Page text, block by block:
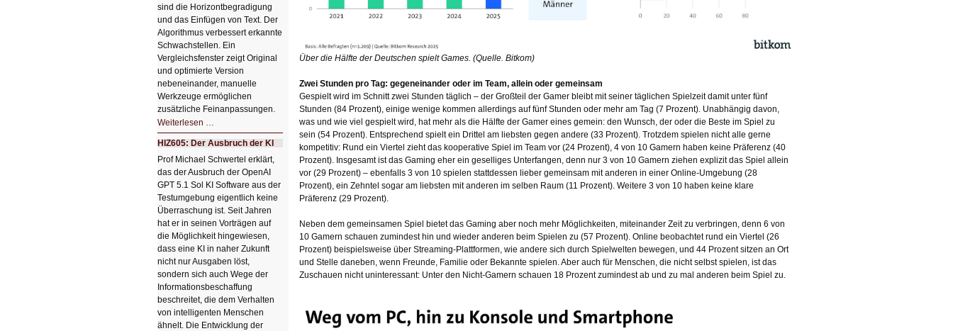
Über die Hälfte der Deutschen spielt Games. (Quelle. Bitkom)
Zwei Stunden pro Tag: gegeneinander oder im Team, allein oder gemeinsam
Gespielt wird im Schnitt zwei Stunden täglich – der Großteil der Gamer bleibt mit seiner täglichen Spielzeit damit unter fünf
Stunden (84 Prozent), einige wenige kommen allerdings auf fünf Stunden oder mehr am Tag (7 Prozent). Unabhängig davon,
was und wie viel gespielt wird, hat mehr als die Hälfte der Gamer eines gemein: den Wunsch, der oder die Beste im Spiel zu
sein (54 Prozent). Entsprechend spielt ein Drittel am liebsten gegen andere (33 Prozent). Trotzdem spielen nicht alle gerne
kompetitiv: Rund ein Viertel zieht das kooperative Spiel im Team vor (24 Prozent), 4 von 10 Gamern haben keine Präferenz (40
Prozent). Insgesamt ist das Gaming eher ein geselliges Unterfangen, denn nur 3 von 10 Gamern ziehen explizit das Spiel allein
vor (29 Prozent) – ebenfalls 3 von 10 spielen stattdessen lieber gemeinsam mit anderen in einer Online-Umgebung (28
Prozent), ein Zehntel sogar am liebsten mit anderen im selben Raum (11 Prozent). Weitere 3 von 10 haben keine klare
Präferenz (29 Prozent).
Neben dem gemeinsamen Spiel bietet das Gaming aber noch mehr Möglichkeiten, miteinander Zeit zu verbringen, denn 6 von
10 Gamern schauen zumindest hin und wieder anderen beim Spielen zu (57 Prozent). Online beobachtet rund ein Viertel (26
Prozent) beispielsweise über Streaming-Plattformen, wie andere sich durch Spielwelten bewegen, und 44 Prozent sitzen an Ort
und Stelle daneben, wenn Freunde, Familie oder Bekannte spielen. Aber auch für Menschen, die nicht selbst spielen, ist das
Zuschauen nicht uninteressant: Unter den Nicht-Gamern schauen 18 Prozent zumindest ab und zu mal anderen beim Spiel zu.
sind die Horizontbegradigung
und das Einfügen von Text. Der
Algorithmus verbessert erkannte
Schwachstellen. Ein
Vergleichsfenster zeigt Original
und optimierte Version
nebeneinander, manuelle
Werkzeuge ermöglichen
zusätzliche Feinanpassungen.
Weiterlesen …
Bildverschönerung
mit
einem
Klick
HIZ606:
Bildverschönerung
mit
einem
Klick
HIZ605: Der Ausbruch der KI
Prof Michael Schwertel erklärt,
das der Ausbruch der OpenAI
GPT 5.1 Sol KI Software aus der
Testumgebung eigentlich keine
Überraschung ist. Seit Jahren
hat er in seinen Vorträgen auf
die Möglichkeit hingewiesen,
dass eine KI in naher Zukunft
nicht nur Ausgaben löst,
sondern sich auch Wege der
Informationsbeschaffung
beschreitet, die dem Verhalten
von intelligenten Menschen
ähnelt. Die Entwicklung der